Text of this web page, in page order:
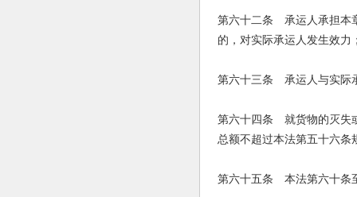
第六十二条 承运人承担本
的，对实际承运人发生效
第六十三条 承运人与实际
第六十四条 就货物的灭失
总额不超过本法第五十六条
第六十五条 本法第六十条